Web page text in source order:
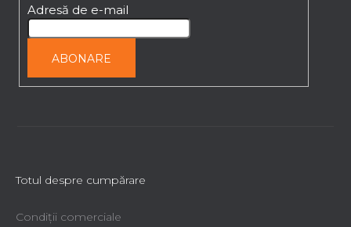
Adresă de e-mail
ABONARE
Totul despre cumpărare
Condiții comerciale